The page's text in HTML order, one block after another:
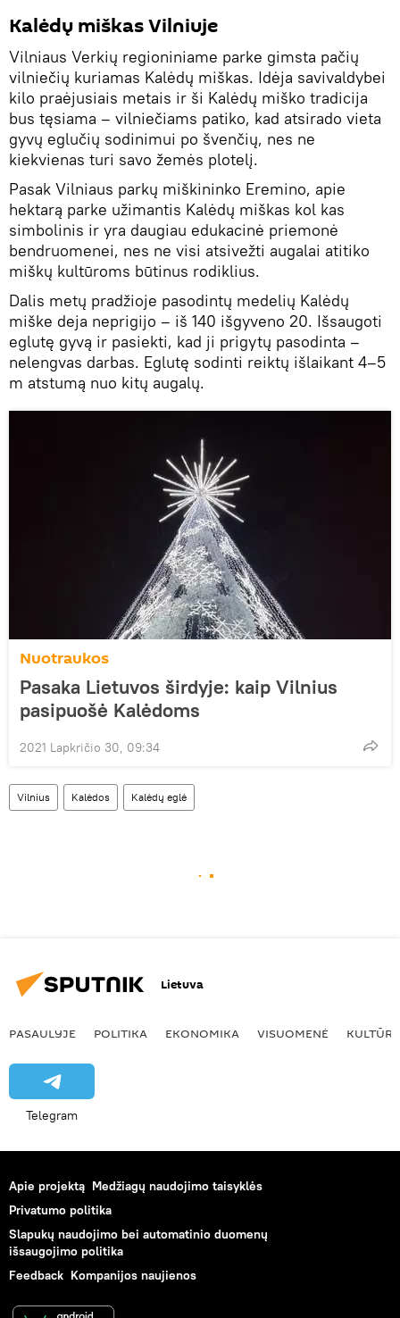
Kalėdų miškas Vilniuje
Vilniaus Verkių regioniniame parke gimsta pačių
vilniečių kuriamas Kalėdų miškas. Idėja savivaldybei
kilo praėjusiais metais ir ši Kalėdų miško tradicija
bus tęsiama – vilniečiams patiko, kad atsirado vieta
gyvų eglučių sodinimui po švenčių, nes ne
kiekvienas turi savo žemės plotelį.
Pasak Vilniaus parkų miškininko Eremino, apie
hektarą parke užimantis Kalėdų miškas kol kas
simbolinis ir yra daugiau edukacinė priemonė
bendruomenei, nes ne visi atsivežti augalai atitiko
miškų kultūroms būtinus rodiklius.
Dalis metų pradžioje pasodintų medelių Kalėdų
miške deja neprigijo – iš 140 išgyveno 20. Išsaugoti
eglutę gyvą ir pasiekti, kad ji prigytų pasodinta –
nelengvas darbas. Eglutę sodinti reiktų išlaikant 4–5
m atstumą nuo kitų augalų.
Nuotraukos
Pasaka Lietuvos širdyje: kaip Vilnius
pasipuošė Kalėdoms
2021 Lapkričio 30, 09:34
Vilnius Kalėdos Kalėdų eglė
Lietuva
PASAULYJE POLITIKA EKONOMIKA VISUOMENĖ KULTŪRA
Telegram
Apie projektą Medžiagų naudojimo taisyklės
Privatumo politika
Slapukų naudojimo bei automatinio duomenų
išsaugojimo politika
Feedback Kompanijos naujienos